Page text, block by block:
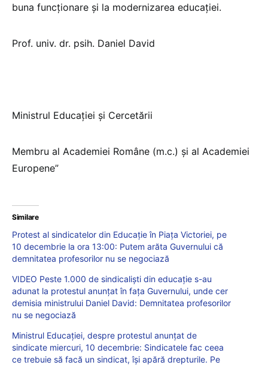
buna funcționare și la modernizarea educației.
Prof. univ. dr. psih. Daniel David
Ministrul Educației și Cercetării
Membru al Academiei Române (m.c.) și al Academiei
Europene”
Similare
Protest al sindicatelor din Educație în Piața Victoriei, pe
10 decembrie la ora 13:00: Putem arăta Guvernului că
demnitatea profesorilor nu se negociază
VIDEO Peste 1.000 de sindicaliști din educație s-au
adunat la protestul anunțat în fața Guvernului, unde cer
demisia ministrului Daniel David: Demnitatea profesorilor
nu se negociază
Ministrul Educației, despre protestul anunțat de
sindicate miercuri, 10 decembrie: Sindicatele fac ceea
ce trebuie să facă un sindicat, îşi apără drepturile. Pe